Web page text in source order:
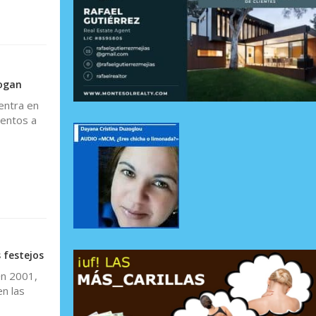
en
a
festejos
2001,
las